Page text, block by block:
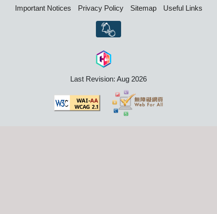
Important Notices Privacy Policy Sitemap Useful Links
Last Revision: Aug 2026